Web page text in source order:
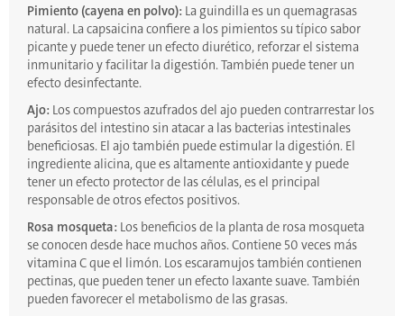
Pimiento (cayena en polvo): La guindilla es un quemagrasas
natural. La capsaicina confiere a los pimientos su típico sabor
picante y puede tener un efecto diurético, reforzar el sistema
inmunitario y facilitar la digestión. También puede tener un
efecto desinfectante.
Ajo: Los compuestos azufrados del ajo pueden contrarrestar los
parásitos del intestino sin atacar a las bacterias intestinales
beneficiosas. El ajo también puede estimular la digestión. El
ingrediente alicina, que es altamente antioxidante y puede
tener un efecto protector de las células, es el principal
responsable de otros efectos positivos.
Rosa mosqueta: Los beneficios de la planta de rosa mosqueta
se conocen desde hace muchos años. Contiene 50 veces más
vitamina C que el limón. Los escaramujos también contienen
pectinas, que pueden tener un efecto laxante suave. También
pueden favorecer el metabolismo de las grasas.